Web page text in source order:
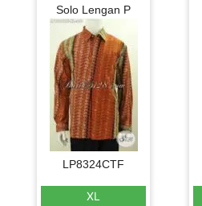
Solo Lengan P
LP8324CTF
XL